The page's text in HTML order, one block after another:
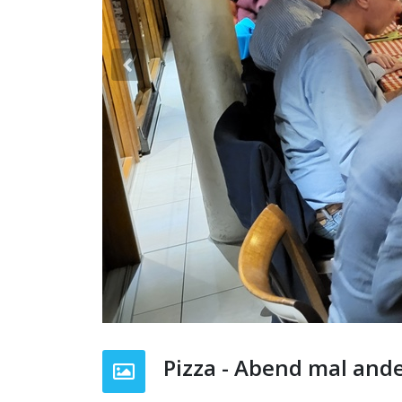
Previous
Pizza - Abend mal